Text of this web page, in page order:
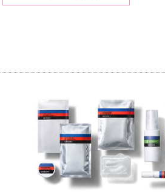
だけに使用しています。　少しずつ